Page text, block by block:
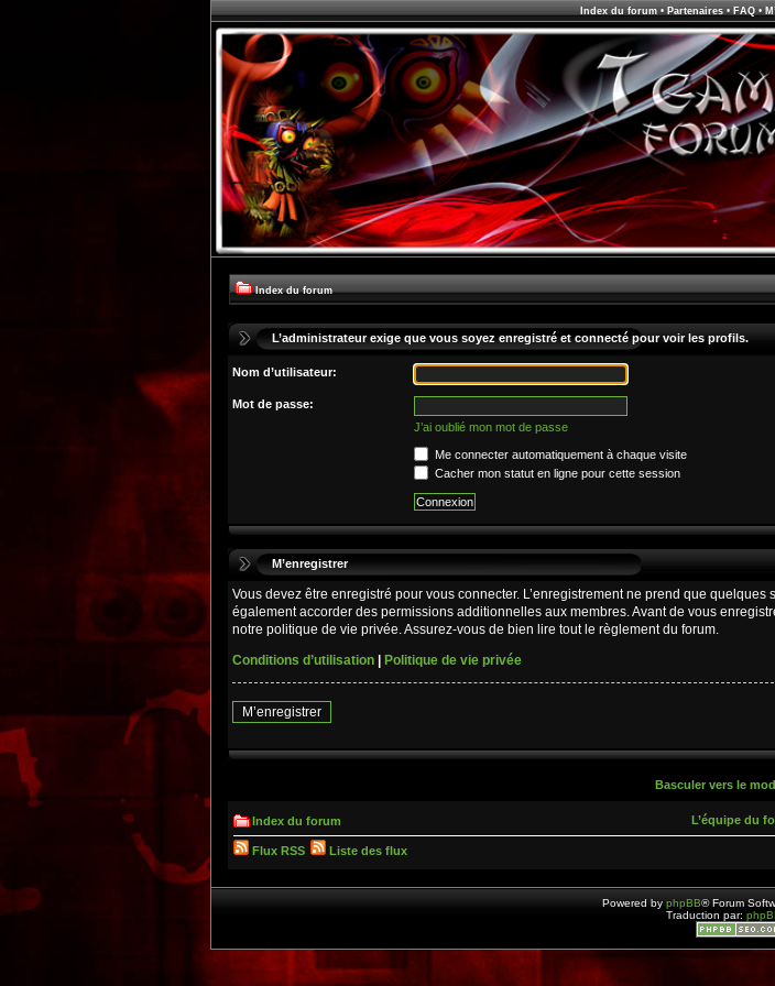
Index du forum• Partenaires• FAQ•
Index du forum
L’administrateur exige que vous soyez enregistré et connecté pour voir les profils.
Nom d’utilisateur:
Mot de passe:
J’ai oublié mon mot de passe
Me connecter automatiquement à chaque visite
Cacher mon statut en ligne pour cette session
M’enregistrer
Vous devez être enregistré pour vous connecter. L’enregistrement ne prend que
également accorder des permissions additionnelles aux membres. Avant de vous
notre politique de vie privée. Assurez-vous de bien lire tout le règlement du forum.
Conditions d’utilisation
Politique de vie privée
M’enregistrer
Basculer vers le
Index du forum L’équipe du
Flux RSS Liste des flux
Powered by phpBB® Forum
Traduction par: